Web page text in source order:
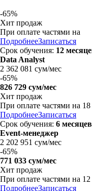
-65%
Хит продаж
При оплате частями на
ПодробнееЗаписаться
Срок обучения: 12
Data Analyst
2 362 081 сум/мес
-65%
826 729 сум/мес
Хит продаж
При оплате частями на
ПодробнееЗаписаться
Срок обучения: 6
Event-менеджер
2 202 951 сум/мес
-65%
771 033 сум/мес
Хит продаж
При оплате частями на
ПодробнееЗаписаться